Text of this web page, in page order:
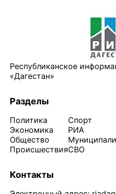
Республиканское
«Дагестан»
Разделы
Политика
Экономика
Общество
Происшествия
Спорт
РИА
СВО
Контакты